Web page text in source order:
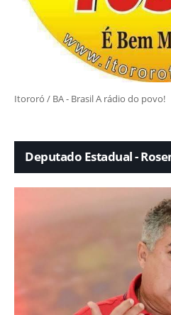
Itororó / BA - Brasil A rádio do povo!
Deputado Estadual -